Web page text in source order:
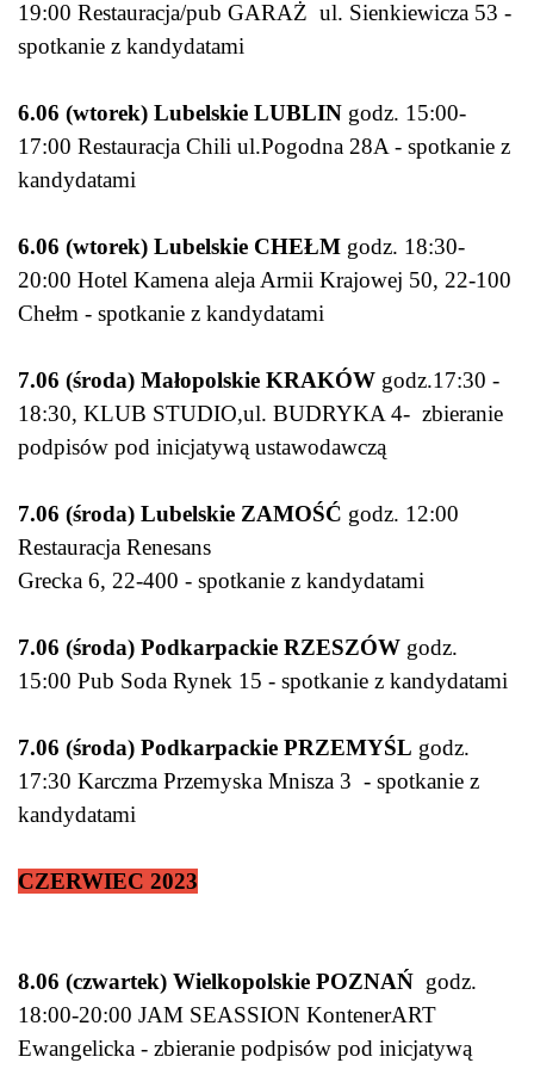
19:00 Restauracja/pub GARAŻ ul. Sienkiewicza 53 -
spotkanie z kandydatami
6.06 (wtorek) Lubelskie LUBLIN godz. 15:00-
17:00 Restauracja Chili ul.Pogodna 28A - spotkanie z
kandydatami
6.06 (wtorek) Lubelskie CHEŁM godz. 18:30-
20:00 Hotel Kamena aleja Armii Krajowej 50, 22-100
Chełm - spotkanie z kandydatami
7.06 (środa) Małopolskie KRAKÓW godz.17:30 -
18:30, KLUB STUDIO,ul. BUDRYKA 4- zbieranie
podpisów pod inicjatywą ustawodawczą
7.06 (środa) Lubelskie ZAMOŚĆ godz. 12:00
Restauracja Renesans
Grecka 6, 22-400 - spotkanie z kandydatami
7.06 (środa) Podkarpackie RZESZÓW godz.
15:00 Pub Soda Rynek 15 - spotkanie z kandydatami
7.06 (środa) Podkarpackie PRZEMYŚL godz.
17:30 Karczma Przemyska Mnisza 3 - spotkanie z
kandydatami
CZERWIEC 2023
8.06 (czwartek) Wielkopolskie POZNAŃ godz.
18:00-20:00 JAM SEASSION KontenerART
Ewangelicka - zbieranie podpisów pod inicjatywą